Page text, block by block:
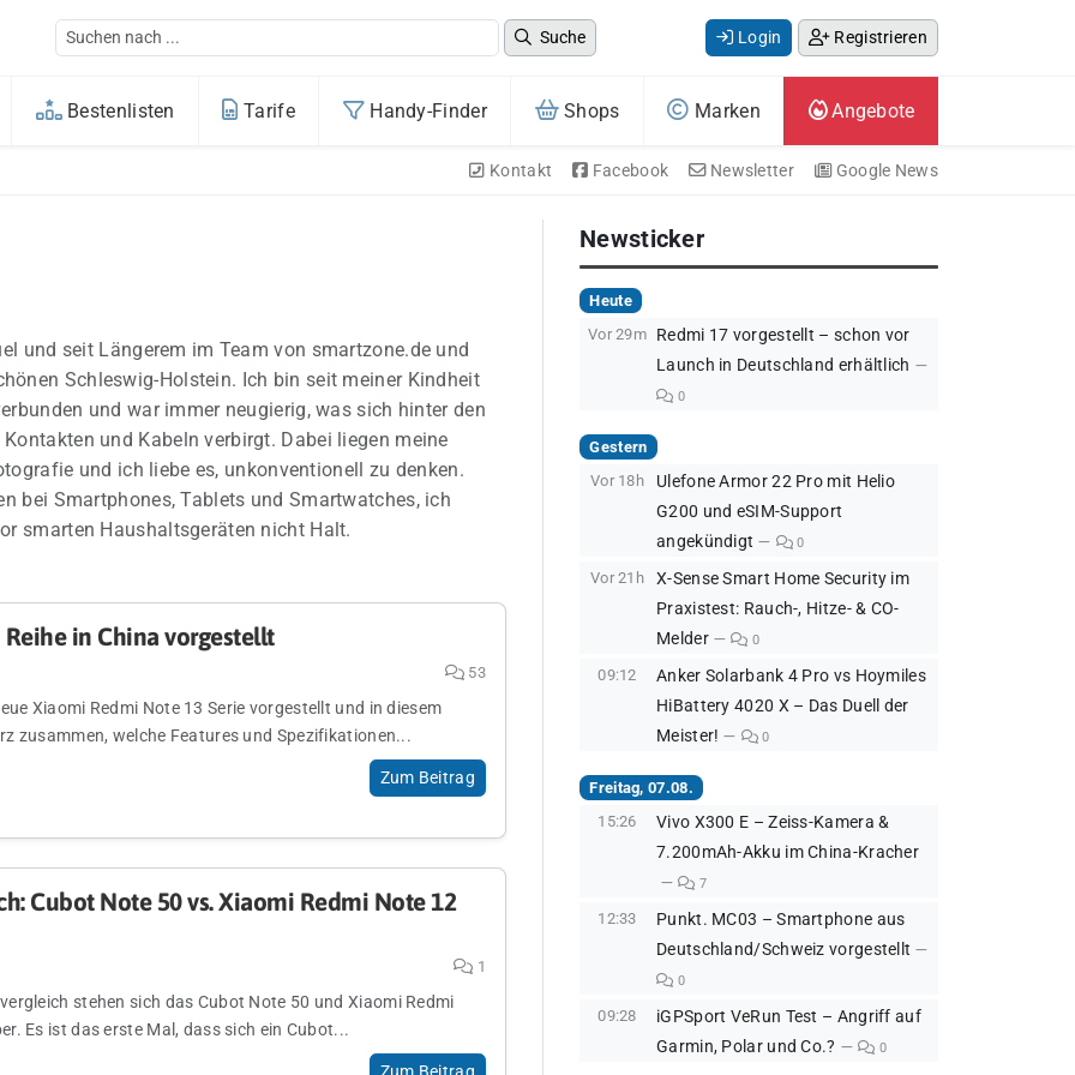
Suche Login Registrieren
Bestenlisten Tarife Handy-Finder Shops Marken Angebote
Kontakt Facebook Newsletter Google News
und seit Längerem im Team von smartzone.de und
Schleswig-Holstein. Ich bin seit meiner Kindheit
und war immer neugierig, was sich hinter den
und Kabeln verbirgt. Dabei liegen meine
und ich liebe es, unkonventionell zu denken.
bei Smartphones, Tablets und Smartwatches, ich
smarten Haushaltsgeräten nicht Halt.
in China vorgestellt
53
Xiaomi Redmi Note 13 Serie vorgestellt und in diesem
zusammen, welche Features und Spezifikationen...
Zum Beitrag
Cubot Note 50 vs. Xiaomi Redmi Note 12
1
stehen sich das Cubot Note 50 und Xiaomi Redmi
Es ist das erste Mal, dass sich ein Cubot...
Zum Beitrag
Newsticker
Heute
Vor 29m Redmi 17 vorgestellt – schon vor
Launch in Deutschland erhältlich
0
Gestern
Vor 18h
Ulefone Armor 22 Pro mit Helio
G200 und eSIM-Support
angekündigt
0
Vor 21h
X-Sense Smart Home Security im
Praxistest: Rauch-, Hitze- & CO-
Melder
0
09:12
Anker Solarbank 4 Pro vs Hoymiles
HiBattery 4020 X – Das Duell der
Meister!
0
Freitag, 07.08.
15:26
Vivo X300 E – Zeiss-Kamera &
7.200mAh-Akku im China-Kracher
7
12:33
Punkt. MC03 – Smartphone aus
Deutschland/Schweiz vorgestellt
0
09:28
iGPSport VeRun Test – Angriff auf
Garmin, Polar und Co.?
0